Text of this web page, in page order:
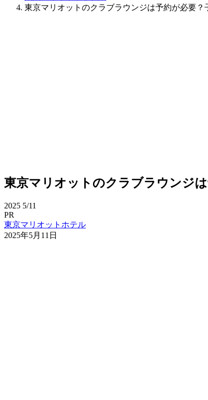
東京マリオットのクラブラウンジは予約が必要？
東京マリオットのクラブラウンジ
2025 5/11
PR
東京マリオットホテル
2025年5月11日